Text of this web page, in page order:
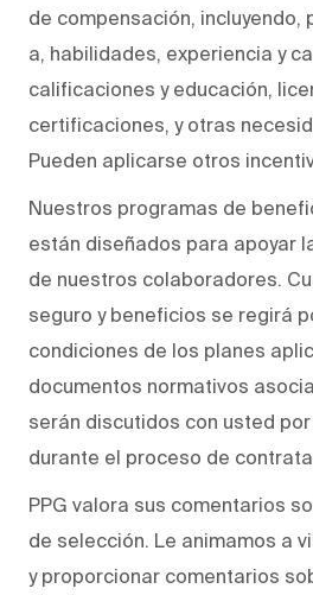
de compensación, incluyendo,
a, habilidades, experiencia y
calificaciones y educación,
certificaciones, y otras
Pueden aplicarse otros
Nuestros programas de
están diseñados para apoyar
de nuestros colaboradores.
seguro y beneficios se regirá
condiciones de los planes
documentos normativos
serán discutidos con usted
durante el proceso de
PPG valora sus comentarios
de selección. Le animamos a
y proporcionar comentarios